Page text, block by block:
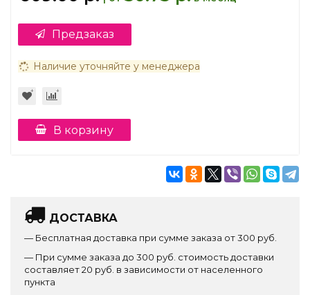
Предзаказ
Наличие уточняйте у менеджера
В корзину
ДОСТАВКА
— Бесплатная доставка при сумме заказа от 300 руб.
— При сумме заказа до 300 руб. стоимость доставки
составляет 20 руб. в зависимости от населенного
пункта